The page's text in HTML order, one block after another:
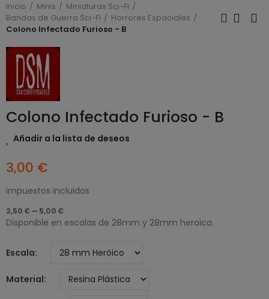
Inicio Minis
Miniaturas Sci-Fi
Bandas de Guerra Sci-Fi
Horrores Espaciales
Colono Infectado Furioso - B
Colono Infectado Furioso - B
Añadir a la lista de deseos
3,00 €
Impuestos incluidos
2,50 € — 5,00 €
Disponible en escalas de 28mm y 28mm heroica.
Escala
Material